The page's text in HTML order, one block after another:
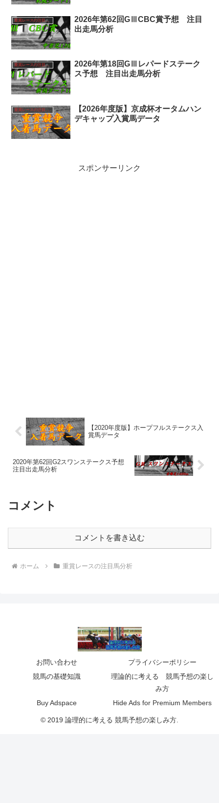
重賞レースの注目馬分析
2026年第62回GⅢCBC賞予想 注目
出走馬分析
重賞レースの注目馬分析
2026年第18回GⅢレパードステーク
ス予想 注目出走馬分析
重賞レースの注目馬分析
【2026年度版】京成杯オータムハン
デキャップ入賞馬データ
スポンサーリンク
【2020年度版】ホープフルステークス入
賞馬データ
2020年第62回G2スワンステークス予想
注目出走馬分析
コメント
コメントを書き込む
ホーム 重賞レースの注目馬分析
お問い合わせ
プライバシーポリシー
競馬の基礎知識
理論的に考える 競馬予想の楽し
み方
Buy Adspace
Hide Ads for Premium Members
© 2019 論理的に考える 競馬予想の楽しみ方.